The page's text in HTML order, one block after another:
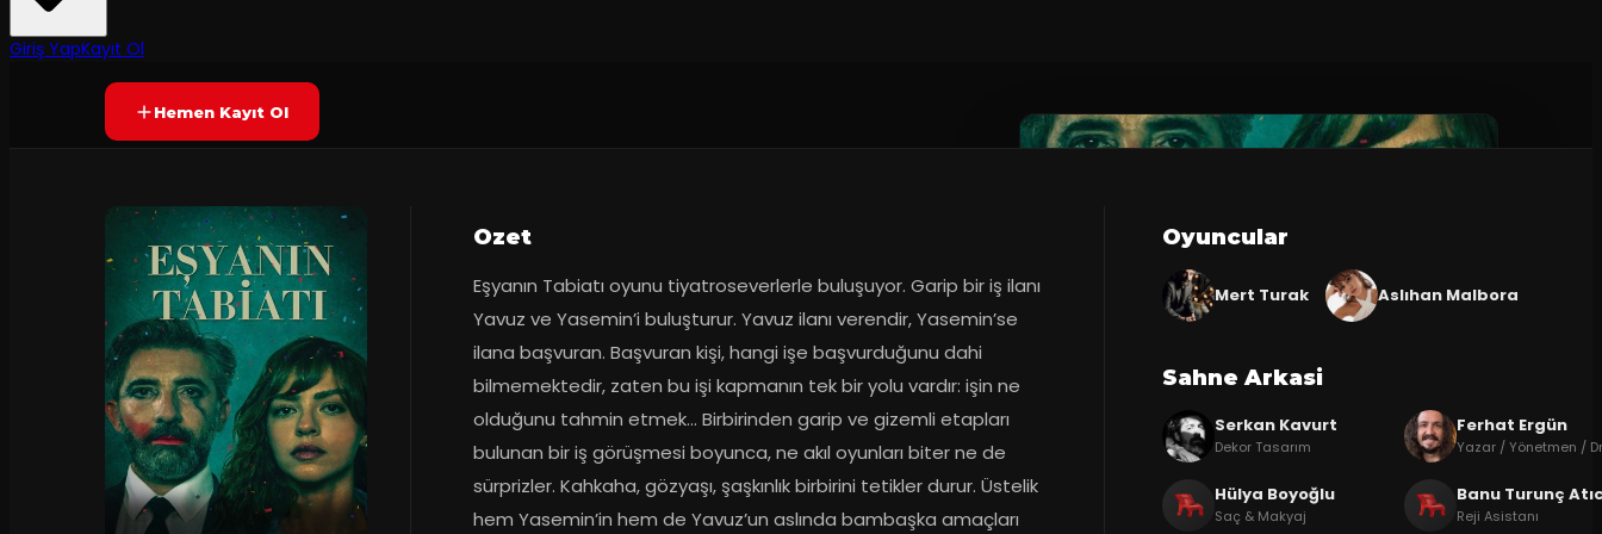
Giriş YapKayıt OlYAKINDA
Hemen Kayıt Ol
Ozet
Eşyanın Tabiatı oyunu tiyatroseverlerle buluşuyor. Garip bir iş ilanı
Yavuz ve Yasemin’i buluşturur. Yavuz ilanı verendir, Yasemin’se
ilana başvuran. Başvuran kişi, hangi işe başvurduğunu dahi
bilmemektedir, zaten bu işi kapmanın tek bir yolu vardır: işin ne
olduğunu tahmin etmek… Birbirinden garip ve gizemli etapları
bulunan bir iş görüşmesi boyunca, ne akıl oyunları biter ne de
sürprizler. Kahkaha, gözyaşı, şaşkınlık birbirini tetikler durur. Üstelik
hem Yasemin’in hem de Yavuz’un aslında bambaşka amaçları
Oyuncular
Mert Turak Aslıhan Malbora
Sahne Arkasi
Serkan Kavurt
Dekor Tasarım
Ferhat Ergün
Yazar / Yönetmen /
Hülya Boyoğlu
Saç & Makyaj
Banu Turunç
Reji Asistanı